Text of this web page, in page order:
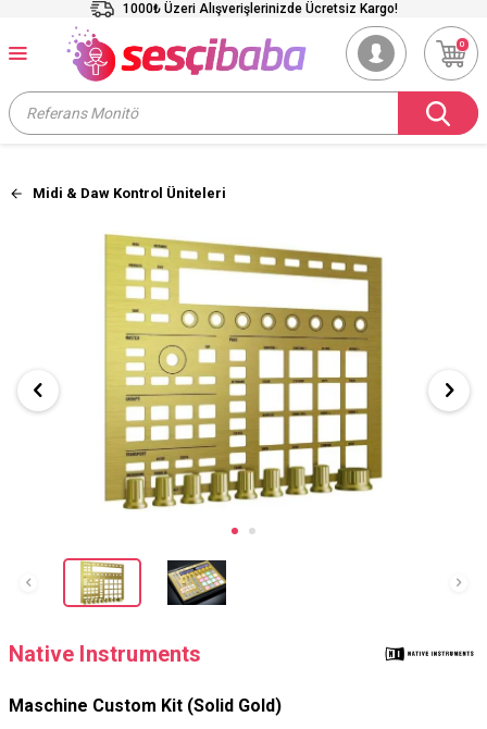
1000₺ Üzeri Alışverişlerinizde Ücretsiz Kargo!
0
Midi & Daw Kontrol Üniteleri
Native Instruments
Maschine Custom Kit (Solid Gold)